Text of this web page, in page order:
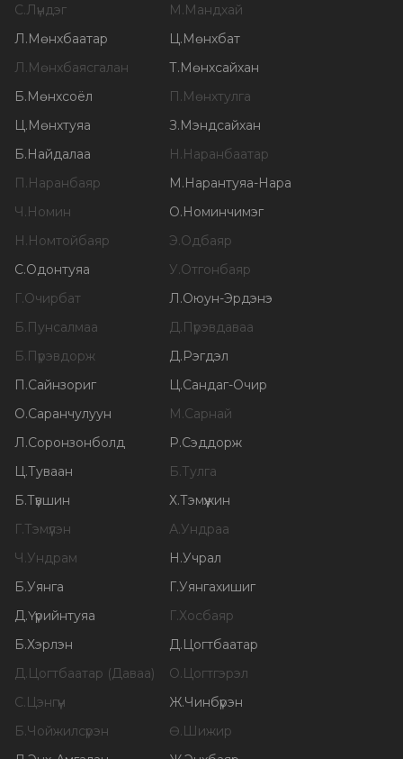
С.Лүндэг М.Мандхай
Л.Мөнхбаатар Ц.Мөнхбат
Л.Мөнхбаясгалан Т.Мөнхсайхан
Б.Мөнхсоёл П.Мөнхтулга
Ц.Мөнхтуяа З.Мэндсайхан
Б.Найдалаа Н.Наранбаатар
П.Наранбаяр М.Нарантуяа-Нара
Ч.Номин О.Номинчимэг
Н.Номтойбаяр Э.Одбаяр
С.Одонтуяа У.Отгонбаяр
Г.Очирбат Л.Оюун-Эрдэнэ
Б.Пунсалмаа Д.Пүрэвдаваа
Б.Пүрэвдорж Д.Рэгдэл
П.Сайнзориг Ц.Сандаг-Очир
О.Саранчулуун М.Сарнай
Л.Соронзонболд Р.Сэддорж
Ц.Туваан Б.Тулга
Б.Түвшин Х.Тэмүүжин
Г.Тэмүүлэн А.Ундраа
Ч.Ундрам Н.Учрал
Б.Уянга Г.Уянгахишиг
Д.Үүрийнтуяа Г.Хосбаяр
Б.Хэрлэн Д.Цогтбаатар
Д.Цогтбаатар (Даваа) О.Цогтгэрэл
С.Цэнгүүн Ж.Чинбүрэн
Б.Чойжилсүрэн Ө.Шижир